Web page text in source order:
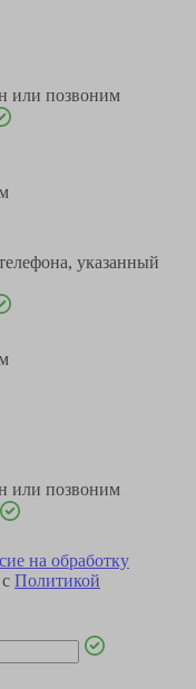
или позвоним
указанный
или позвоним
на обработку
Политикой